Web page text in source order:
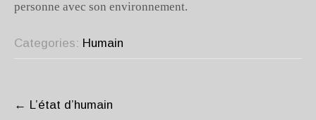
personne avec son environnement.
Categories: Humain
NAVIGATION
← L’état d’humain